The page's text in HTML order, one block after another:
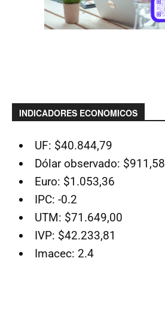
INDICADORES ECONOMICOS
UF: $40.844,79
Dólar observado: $911,58
Euro: $1.053,36
IPC: -0.2
UTM: $71.649,00
IVP: $42.233,81
Imacec: 2.4